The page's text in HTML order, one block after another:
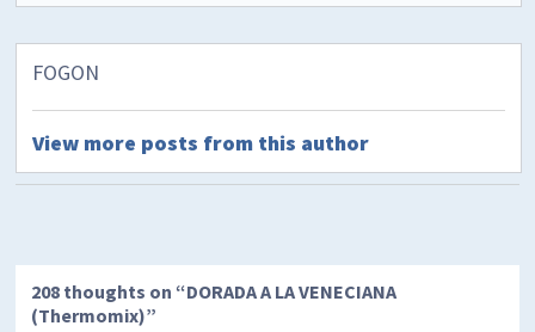
FOGON
View more posts from this author
208 thoughts on “DORADA A LA VENECIANA
(Thermomix)”